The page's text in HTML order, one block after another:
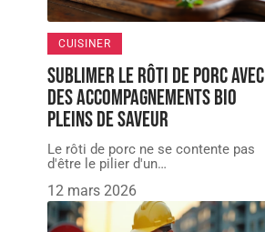
CUISINER
Sublimer le rôti de porc avec
des accompagnements bio
pleins de saveur
Le rôti de porc ne se contente pas
d'être le pilier d'un…
12 mars 2026